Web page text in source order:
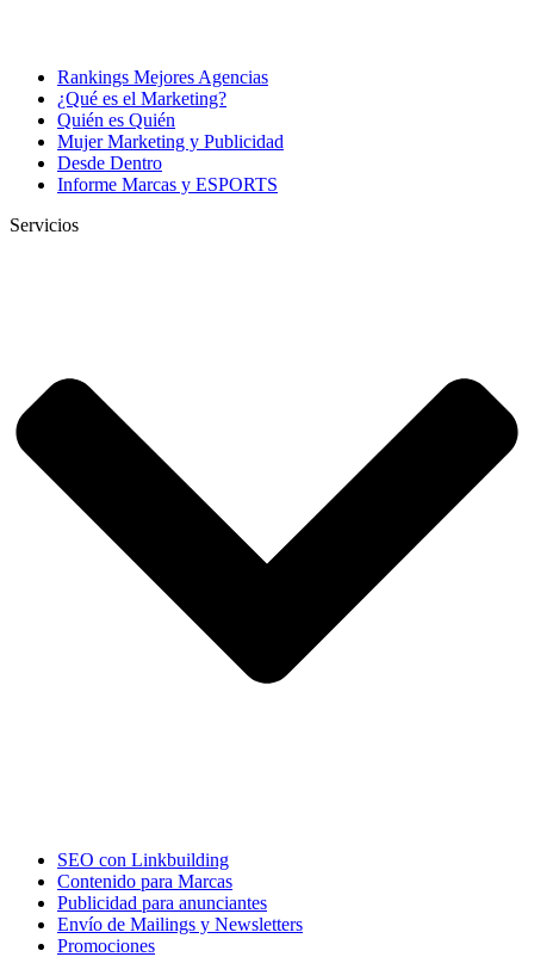
Rankings Mejores Agencias
¿Qué es el Marketing?
Quién es Quién
Mujer Marketing y Publicidad
Desde Dentro
Informe Marcas y ESPORTS
Servicios
SEO con Linkbuilding
Contenido para Marcas
Publicidad para anunciantes
Envío de Mailings y Newsletters
Promociones